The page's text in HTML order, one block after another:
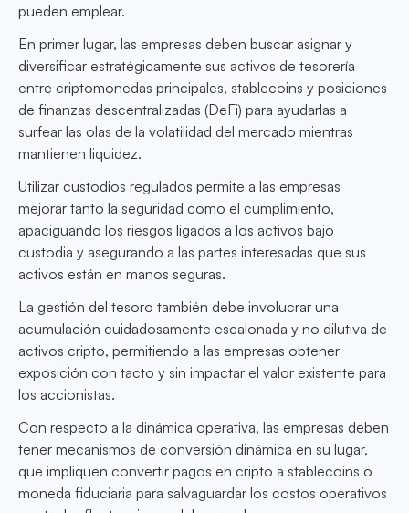
pueden emplear.
En primer lugar, las empresas deben buscar asignar y
diversificar estratégicamente sus activos de tesorería
entre criptomonedas principales, stablecoins y posiciones
de finanzas descentralizadas (DeFi) para ayudarlas a
surfear las olas de la volatilidad del mercado mientras
mantienen liquidez.
Utilizar custodios regulados permite a las empresas
mejorar tanto la seguridad como el cumplimiento,
apaciguando los riesgos ligados a los activos bajo
custodia y asegurando a las partes interesadas que sus
activos están en manos seguras.
La gestión del tesoro también debe involucrar una
acumulación cuidadosamente escalonada y no dilutiva de
activos cripto, permitiendo a las empresas obtener
exposición con tacto y sin impactar el valor existente para
los accionistas.
Con respecto a la dinámica operativa, las empresas deben
tener mecanismos de conversión dinámica en su lugar,
que impliquen convertir pagos en cripto a stablecoins o
moneda fiduciaria para salvaguardar los costos operativos